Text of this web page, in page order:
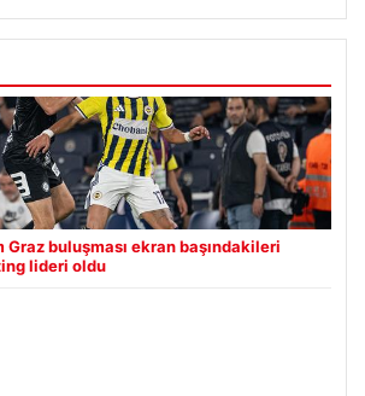
buluşması ekran başındakileri
lideri oldu